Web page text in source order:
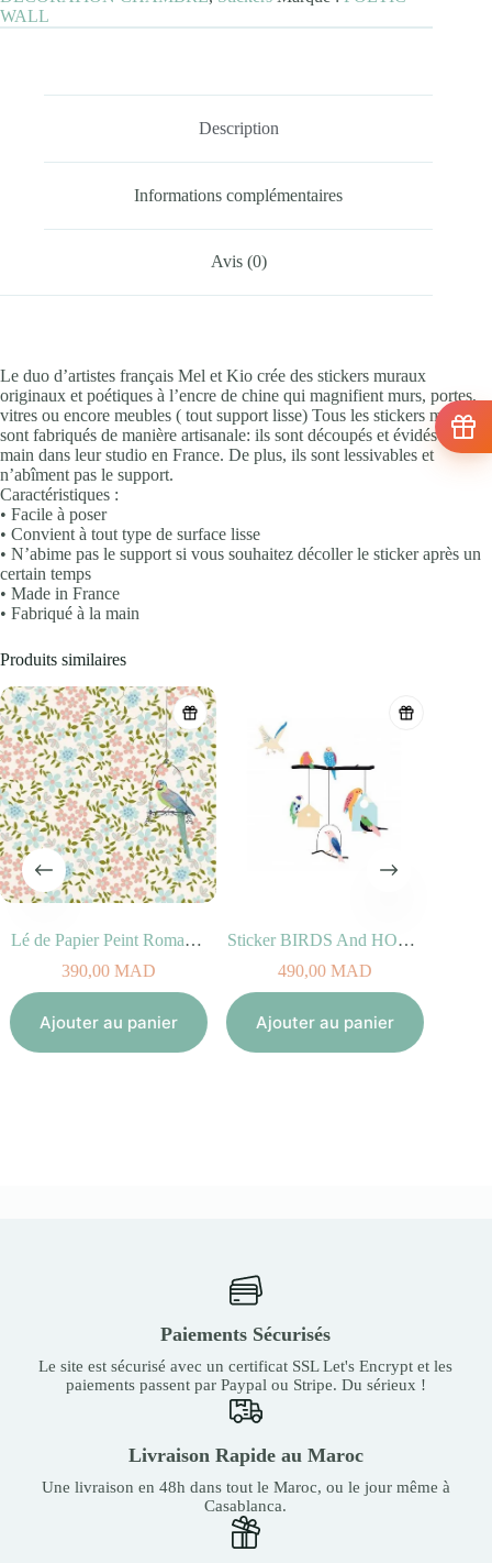
WALL
Description
Informations complémentaires
Avis (0)
Le duo d’artistes français Mel et Kio crée des stickers muraux
originaux et poétiques à l’encre de chine qui magnifient murs, portes,
vitres ou encore meubles ( tout support lisse) Tous les stickers muraux
sont fabriqués de manière artisanale: ils sont découpés et évidés à la
main dans leur studio en France. De plus, ils sont lessivables et
n’abîment pas le support.
Caractéristiques :
• Facile à poser
• Convient à tout type de surface lisse
• N’abime pas le support si vous souhaitez décoller le sticker après un
certain temps
• Made in France
• Fabriqué à la main
Produits similaires
Lé de Papier Peint Romance
390,00MAD
Ajouter au panier
Sticker BIRDS And HOUSES (100% vinyle, 50x40cm)
490,00MAD
Ajouter au panier
Paiements Sécurisés
Le site est sécurisé avec un certificat SSL Let's Encrypt et les
paiements passent par Paypal ou Stripe. Du sérieux !
Livraison Rapide au Maroc
Une livraison en 48h dans tout le Maroc, ou le jour même à
Casablanca.